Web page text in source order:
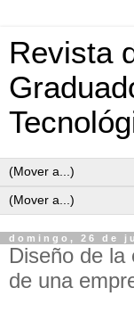
Revista
domingo, 26 de
Diseño de la
de una